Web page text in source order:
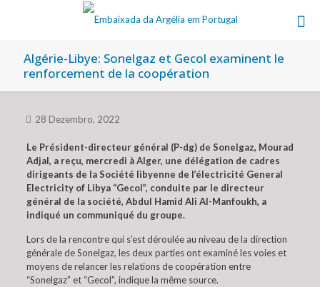
Algérie-Libye: Sonelgaz et Gecol examinent le
renforcement de la coopération
28 Dezembro, 2022
Le Président-directeur général (P-dg) de Sonelgaz, Mourad
Adjal, a reçu, mercredi à Alger, une délégation de cadres
dirigeants de la Société libyenne de l’électricité General
Electricity of Libya “Gecol”, conduite par le directeur
général de la société, Abdul Hamid Ali Al-Manfoukh, a
indiqué un communiqué du groupe.
Lors de la rencontre qui s’est déroulée au niveau de la direction
générale de Sonelgaz, les deux parties ont examiné les voies et
moyens de relancer les relations de coopération entre
“Sonelgaz” et “Gecol”, indique la même source.